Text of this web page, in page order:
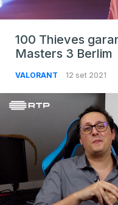
100 Thieves
Masters 3 Berlim
VALORANT 12 set 2021